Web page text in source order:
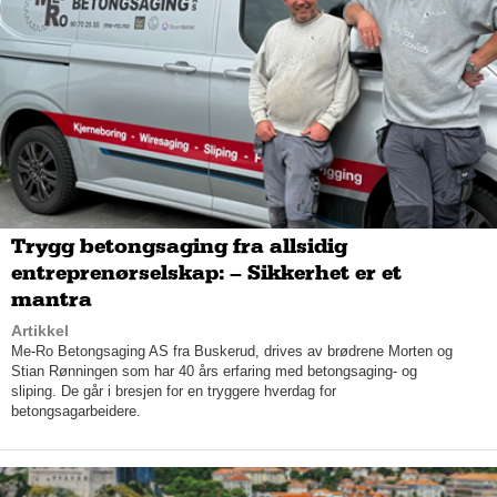
Lojale kunder
Atlantic Selskapslokaler er og forblir forankret i hjertet av
Sandefjord. Liverød forteller at han har mange lojale kunder i
kundekretsen, som han er blitt god kjent med og vet hvordan
de ønsker å ha det. Ofte har kundene en eller annen tilknytning
til Sandefjord, og lokalet besøkes flittig av både privatpersoner
og bedrifter fra Sandefjordstraktene.
årene, og folk har forskjellig tilknytning til Atlantic. Det har blant
annet vært en danseskole her, og en egen klubb der man
Trygg betongsaging fra allsidig
entreprenørselskap: – Sikkerhet er et
mantra
Artikkel
Me-Ro Betongsaging AS fra Buskerud, drives av brødrene Morten og
Stian Rønningen som har 40 års erfaring med betongsaging- og
sliping. De går i bresjen for en tryggere hverdag for
betongsagarbeidere.